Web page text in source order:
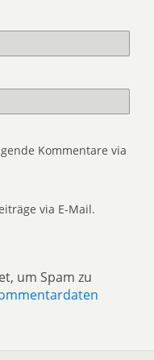
Kommentare via
via E-Mail.
um Spam zu